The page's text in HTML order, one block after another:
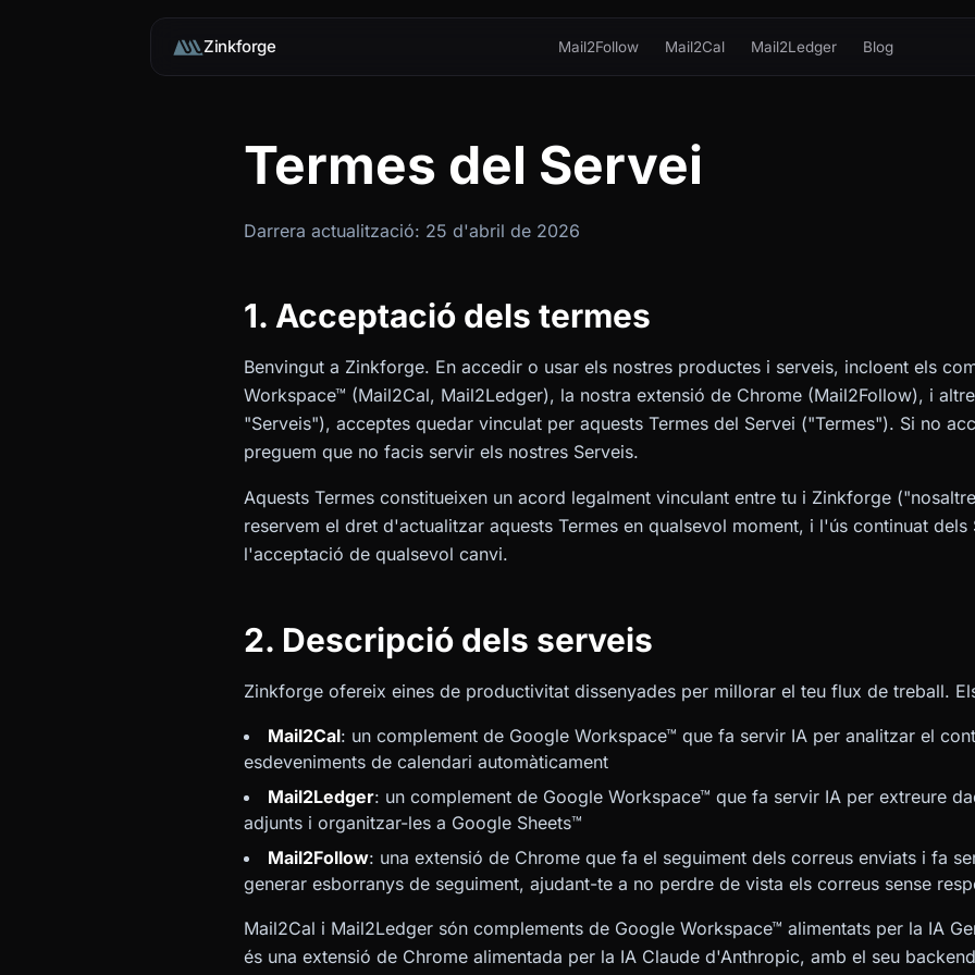
Zinkforge Mail2Follow Mail2Cal Mail2Ledger Blog
Termes del Servei
Darrera actualització: 25 d'abril de 2026
1. Acceptació dels termes
Benvingut a Zinkforge. En accedir o usar els nostres productes i serveis, incloent els
Workspace™ (Mail2Cal, Mail2Ledger), la nostra extensió de Chrome (Mail2Follow), i
"Serveis"), acceptes quedar vinculat per aquests Termes del Servei ("Termes"). Si no
preguem que no facis servir els nostres Serveis.
Aquests Termes constitueixen un acord legalment vinculant entre tu i Zinkforge
reservem el dret d'actualitzar aquests Termes en qualsevol moment, i l'ús continuat dels
l'acceptació de qualsevol canvi.
2. Descripció dels serveis
Zinkforge ofereix eines de productivitat dissenyades per millorar el teu flux de treball.
Mail2Cal: un complement de Google Workspace™ que fa servir IA per analitzar el
esdeveniments de calendari automàticament
Mail2Ledger: un complement de Google Workspace™ que fa servir IA per extreure
adjunts i organitzar-les a Google Sheets™
Mail2Follow: una extensió de Chrome que fa el seguiment dels correus enviats i fa
generar esborranys de seguiment, ajudant-te a no perdre de vista els correus sense
Mail2Cal i Mail2Ledger són complements de Google Workspace™ alimentats per la IA
és una extensió de Chrome alimentada per la IA Claude d'Anthropic, amb el seu